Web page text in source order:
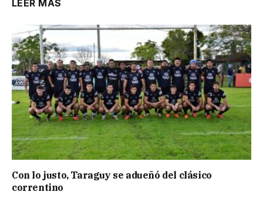
LEER MÁS
Con lo justo, Taraguy se adueñó del clásico
correntino